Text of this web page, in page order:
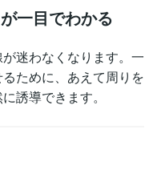
一目でわかる
迷わなくなります。一
ために、あえて周りを
誘導できます。